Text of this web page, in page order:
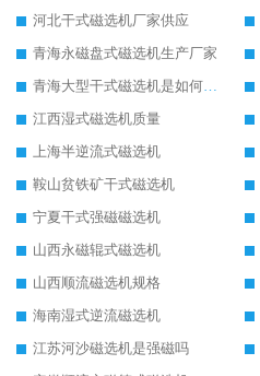
河北干式磁选机厂家供应
青海永磁盘式磁选机生产厂家
青海大型干式磁选机是如何选矿的
江西湿式磁选机质量
上海半逆流式磁选机
鞍山贫铁矿干式磁选机
宁夏干式强磁磁选机
山西永磁辊式磁选机
山西顺流磁选机规格
海南湿式逆流磁选机
江苏河沙磁选机是强磁吗